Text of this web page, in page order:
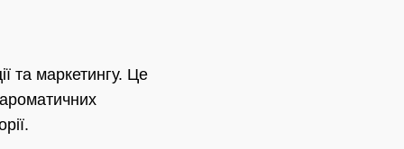
та маркетингу. Це